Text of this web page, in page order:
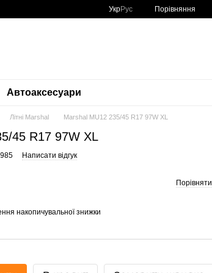
УкрРус Порівняння
Автоаксесуари
Літні Marshal Marshal MU12 235/45 R17 97W XL
45 R17 97W XL
Написати відгук
Порівняти
накопичувальної знижки